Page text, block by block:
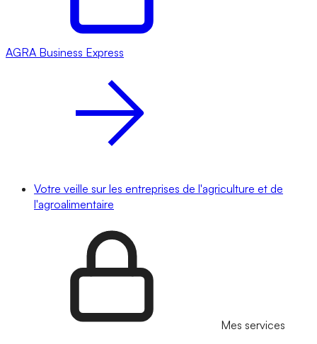
AGRA Business Express
Votre veille sur les entreprises de l'agriculture et de
l'agroalimentaire
Mes services